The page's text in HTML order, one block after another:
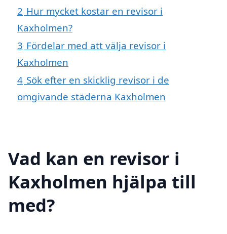
2 Hur mycket kostar en revisor i
Kaxholmen?
3 Fördelar med att välja revisor i
Kaxholmen
4 Sök efter en skicklig revisor i de
omgivande städerna Kaxholmen
Vad kan en revisor i
Kaxholmen hjälpa till
med?